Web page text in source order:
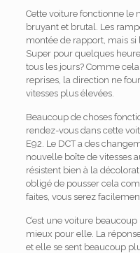
Cette voiture fonctionne le
bruyant et brutal. Les
montée de rapport, mais si
Super pour quelques
tous les jours? Comme
reprises, la direction ne
vitesses plus élevées.
Beaucoup de choses
rendez-vous dans cette
E92. Le DCT a des
nouvelle boîte de vitesses
résistent bien à la
obligé de pousser cela
faites, vous serez
C’est une voiture
mieux pour elle. La
et elle se sent beaucoup